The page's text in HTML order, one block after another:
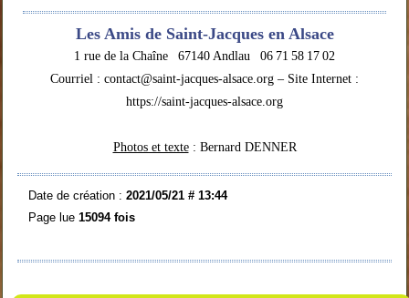
Les Amis de Saint-Jacques en Alsace
1 rue de la Chaîne 67140 Andlau 06 71 58 17 02
Courriel : contact@saint-jacques-alsace.org – Site Internet :
https://saint-jacques-alsace.org
Photos et texte: Bernard DENNER
Date de création : 2021/05/21 # 13:44
Page lue 15094 fois